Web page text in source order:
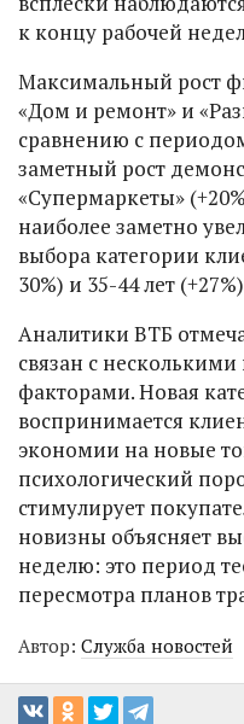
к концу рабочей
Максимальный рост
«Дом и ремонт» и
сравнению с
заметный рост
«Супермаркеты»
наиболее заметно
выбора категории
30%) и 35-44 лет
Аналитики ВТБ
связан с
факторами. Новая
воспринимается
экономии на новые
психологический
стимулирует
новизны объясняет
неделю: это период
пересмотра планов
Автор: Служба новостей